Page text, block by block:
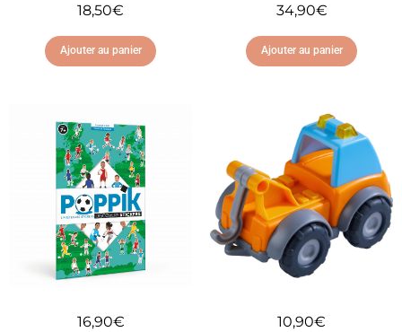
18,50€
Ajouter au panier
Ajouter à ma liste
d'envies
34,90€
Ajouter au panier
Ajouter à ma liste
d'envies
16,90€ 10,90€